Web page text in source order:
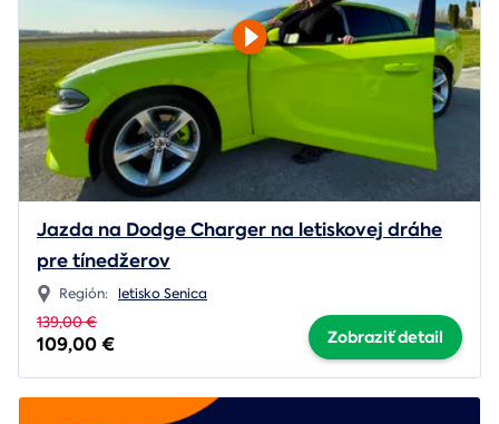
Jazda na Dodge Charger na letiskovej dráhe
pre tínedžerov
Región: letisko Senica
139,00 €
109,00 € Zobraziť detail